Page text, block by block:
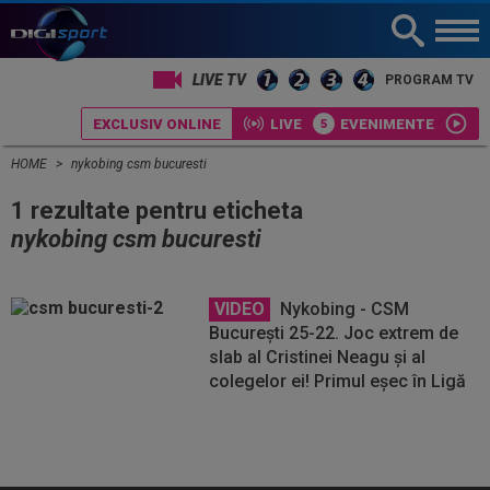
LIVE TV PROGRAM TV
EXCLUSIV ONLINE LIVE EVENIMENTE
HOME nykobing csm bucuresti
1 rezultate pentru eticheta
nykobing csm bucuresti
VIDEO
Nykobing - CSM
Bucureşti 25-22. Joc extrem de
slab al Cristinei Neagu și al
colegelor ei! Primul eșec în Ligă
mai
mai